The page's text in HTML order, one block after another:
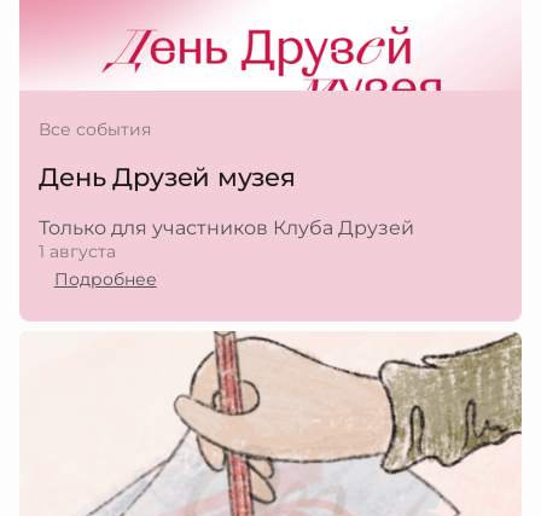
Все события
День Друзей музея
Только для участников Клуба Друзей
1 августа
Подробнее